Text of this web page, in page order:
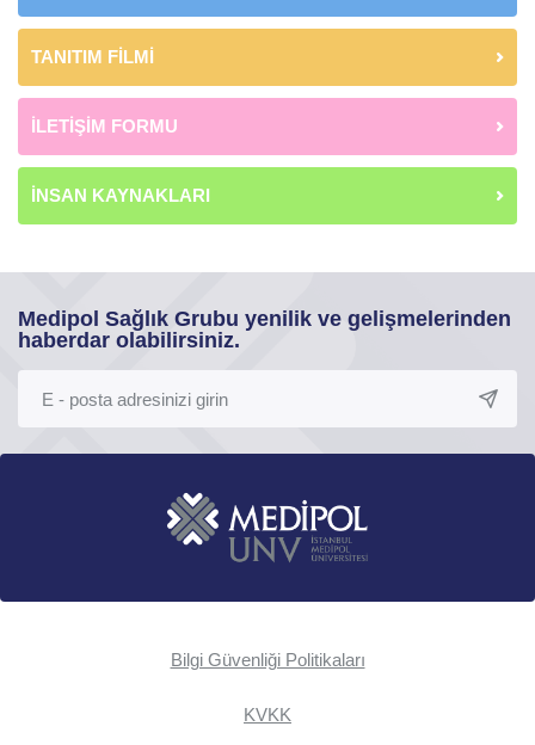
TANITIM FİLMİ
İLETİŞİM FORMU
İNSAN KAYNAKLARI
Medipol Sağlık Grubu yenilik ve gelişmelerinden
haberdar olabilirsiniz.
Bilgi Güvenliği Politikaları
KVKK